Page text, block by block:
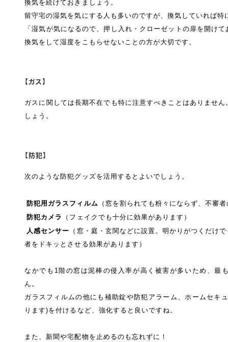
換気を続けておきましょう。
留守宅の湿気を気にする人も多いのですが、換気していれば特
「湿気が気になるので、押し入れ・クローゼットの扉を開け
換気をして湿度をこもらせないことの方が大切です。
【ガス】
ガスに関しては長期不在でも特に注意すべきことはありませ
しょう。
【防犯】
次のような防犯グッズを活用するとよいでしょう。
防犯用ガラスフィルム
（窓を割られても粉々にならず、不審
防犯カメラ
（フェイクでも十分に効果があります）
人感センサー （窓・庭・玄関などに設置。明かりがつくだけ
者をドキッとさせる効果があります）
なかでも1階の窓は泥棒の侵入率が高く被害が多いため、最
ん。
ガラスフィルムの他にも補助錠や防犯アラーム、ホームセキ
ります)を付けるなど、強化すると良いですね。
また、新聞や宅配物を止めるのも忘れずに！